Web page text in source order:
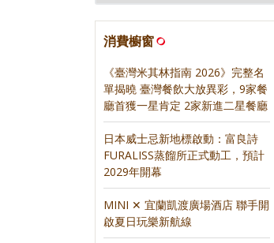
消費櫥窗
《臺灣米其林指南 2026》完整名
單揭曉 臺灣餐飲大放異彩，9家餐
廳首獲一星肯定 2家新進二星餐廳
日本威士忌新地標啟動：富良詩
FURALISS蒸餾所正式動工，預計
2029年開幕
MINI ✕ 宜蘭凱渡廣場酒店 聯手開
啟夏日玩樂新航線